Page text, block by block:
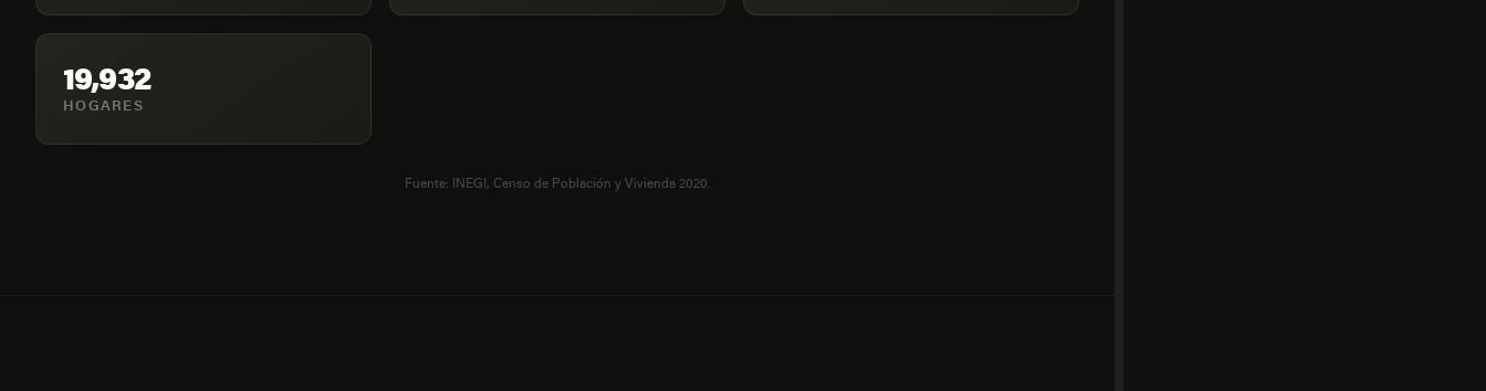
19,932
HOGARES
Fuente: INEGI, Censo de Población y Vivienda 2020.